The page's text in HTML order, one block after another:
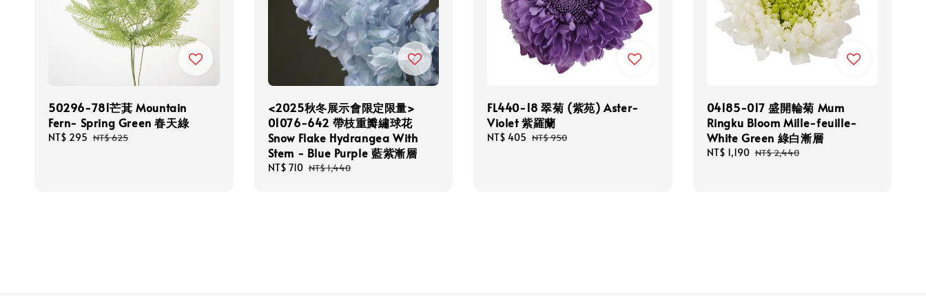
50296-781芒萁 Mountain
Fern- Spring Green 春天綠
Sale
NT$ 295 Regular
NT$ 625
<2025秋冬展示會限定限量>
01076-642 帶枝重瓣繡球花
Snow Flake Hydrangea With
Stem - Blue Purple 藍紫漸層
Sale
NT$ 710 Regular
NT$ 1,440
FL440-18 翠菊 (紫苑) Aster-
Violet 紫羅蘭
Sale
NT$ 405 Regular
NT$ 950
04185-017 盛開輪菊 Mum
Ringku Bloom Mille-feuille-
White Green 綠白漸層
Sale
NT$ 1,190 Regular
NT$ 2,440